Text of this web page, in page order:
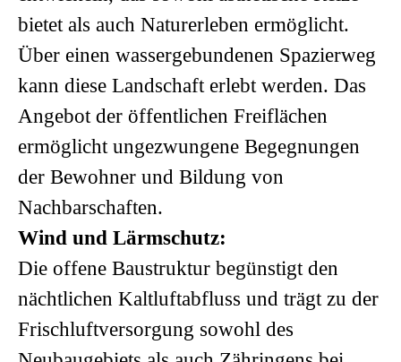
bietet als auch Naturerleben ermöglicht.
Über einen wassergebundenen Spazierweg
kann diese Landschaft erlebt werden. Das
Angebot der öffentlichen Freiflächen
ermöglicht ungezwungene Begegnungen
der Bewohner und Bildung von
Nachbarschaften.
Wind und Lärmschutz:
Die offene Baustruktur begünstigt den
nächtlichen Kaltluftabfluss und trägt zu der
Frischluftversorgung sowohl des